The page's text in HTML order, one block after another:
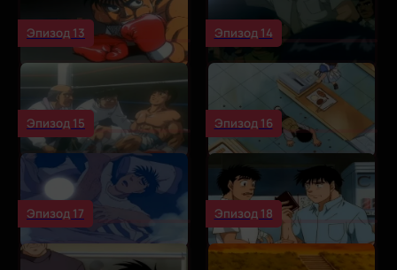
Эпизод 13 Эпизод 14
Эпизод 15 Эпизод 16
Эпизод 17 Эпизод 18